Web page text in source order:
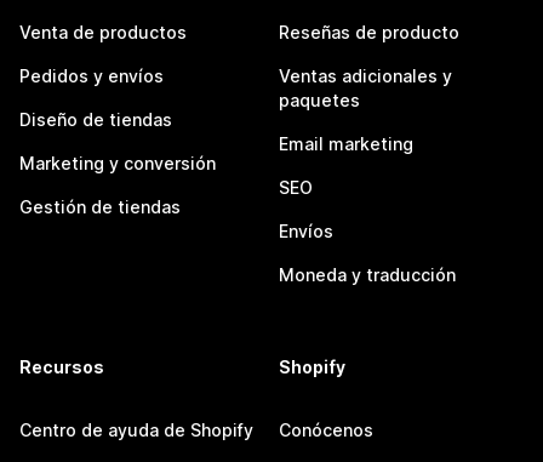
Venta de productos
Pedidos y envíos
Diseño de tiendas
Marketing y conversión
Gestión de tiendas
Reseñas de producto
Ventas adicionales y
paquetes
Email marketing
SEO
Envíos
Moneda y traducción
Recursos
Centro de ayuda de Shopify
Shopify
Conócenos